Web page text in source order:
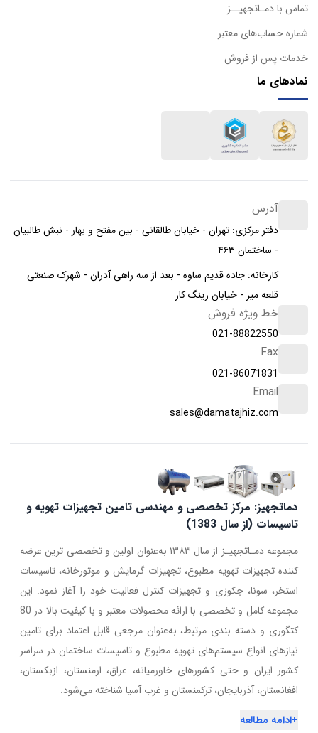
تماس با دمـاتجهیــز
شماره حساب‌های معتبر
خدمات پس از فروش
نمادهای ما
آدرس
دفتر مرکزی: تهران - خیابان طالقانی - بین مفتح و بهار - نبش طالبیان
- ساختمان ۴۶۳
کارخانه: جاده قدیم ساوه - بعد از سه راهی آدران - شهرک صنعتی
قلعه میر - خیابان رینگ کار
خط ویژه فروش
021-88822550
Fax
021-86071831
Email
sales@damatajhiz.com
دماتجهیز: مرکز تخصصی و مهندسی تامین تجهیزات تهویه و
تاسیسات (از سال 1383)
مجموعه دمـاتجهیـز از سال ۱۳۸۳ به‌عنوان اولین و تخصصی ترین عرضه
کننده تجهیزات تهویه مطبوع، تجهیزات گرمایش و موتورخانه، تاسیسات
استخر، سونا، جکوزی و تجهیزات کنترل فعالیت خود را آغاز نمود. این
مجموعه کامل و تخصصی با ارائه محصولات معتبر و با کیفیت بالا در 80
کتگوری و دسته بندی مرتبط، به‌عنوان مرجعی قابل اعتماد برای تامین
نیازهای انواع سیستم‌های تهویه مطبوع و تاسیسات ساختمان در سراسر
کشور ایران و حتی کشورهای خاورمیانه، عراق، ارمنستان، ازبکستان،
افغانستان، آذربایجان، ترکمنستان و غرب آسیا شناخته می‌شود.
+ادامه مطالعه